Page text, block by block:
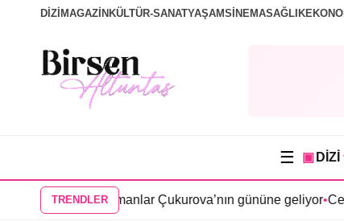
DİZİ MAGAZİN KÜLTÜR-SANATYAŞAMSİNEMASAĞLIK
☰ ▣ DİZİ
TRENDLER
Bir Zamanlar Çukurova’nın gününe geliyor•Cenan